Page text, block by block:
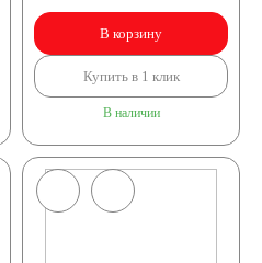
В корзину
Купить в 1 клик
В наличии